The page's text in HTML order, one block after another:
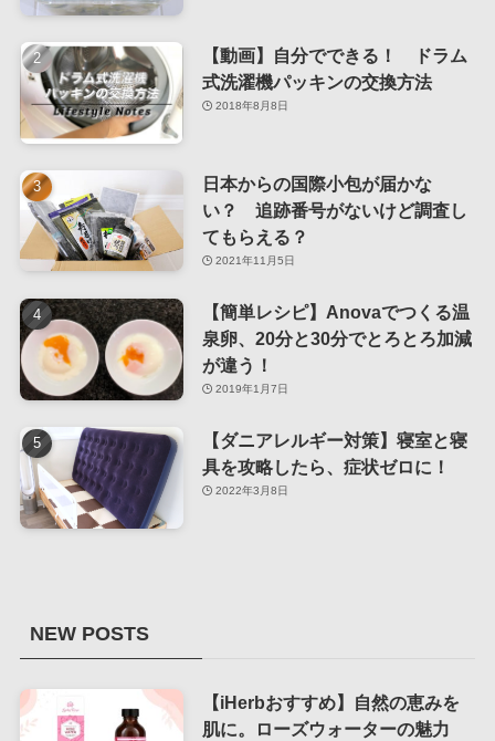
【動画】自分でできる！ ドラム
式洗濯機パッキンの交換方法
2018年8月8日
日本からの国際小包が届かな
い？ 追跡番号がないけど調査し
てもらえる？
2021年11月5日
【簡単レシピ】Anovaでつくる温
泉卵、20分と30分でとろとろ加減
が違う！
2019年1月7日
【ダニアレルギー対策】寝室と寝
具を攻略したら、症状ゼロに！
2022年3月8日
NEW POSTS
【iHerbおすすめ】自然の恵みを
肌に。ローズウォーターの魅力